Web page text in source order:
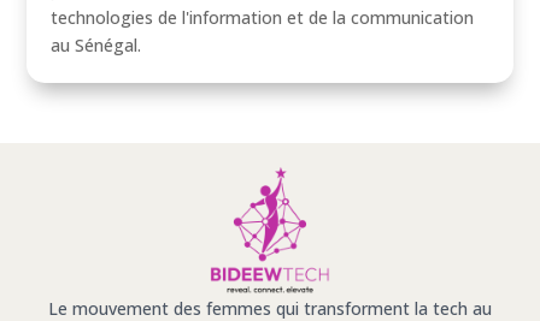
technologies de l'information et de la communication
au Sénégal.
Le mouvement des femmes qui transforment la tech au